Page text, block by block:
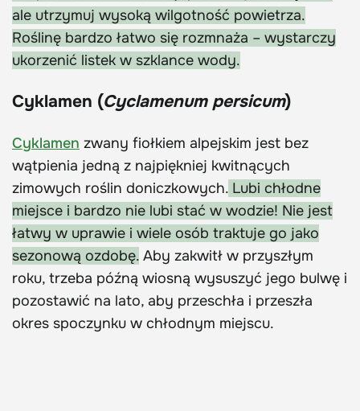
ale utrzymuj wysoką wilgotność powietrza.
Roślinę bardzo łatwo się rozmnaża – wystarczy
ukorzenić listek w szklance wody.
Cyklamen (Cyclamenum persicum)
Cyklamen zwany fiołkiem alpejskim jest bez
wątpienia jedną z najpiękniej kwitnących
zimowych roślin doniczkowych. Lubi chłodne
miejsce i bardzo nie lubi stać w wodzie! Nie jest
łatwy w uprawie i wiele osób traktuje go jako
sezonową ozdobę. Aby zakwitł w przyszłym
roku, trzeba późną wiosną wysuszyć jego bulwę i
pozostawić na lato, aby przeschła i przeszła
okres spoczynku w chłodnym miejscu.